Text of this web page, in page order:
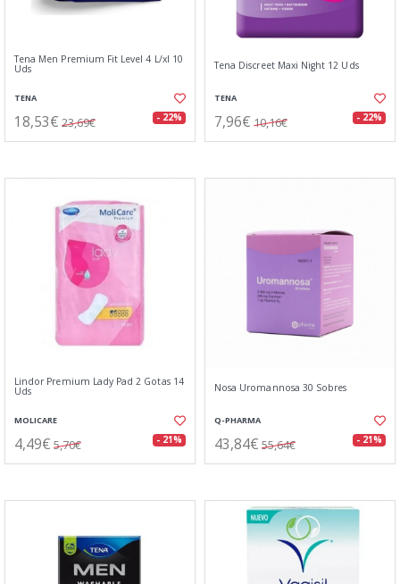
Tena Men Premium Fit Level 4 L/xl 10
Uds
TENA
18,53€ 23,69€ - 22%
Tena Discreet Maxi Night 12 Uds
TENA
7,96€ 10,16€ - 22%
Lindor Premium Lady Pad 2 Gotas 14
Uds
MOLICARE
4,49€ 5,70€ - 21%
Nosa Uromannosa 30 Sobres
Q-PHARMA
43,84€ 55,64€ - 21%